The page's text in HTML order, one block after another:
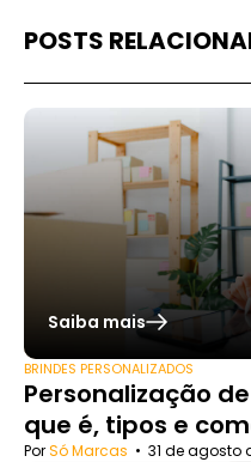
POSTS
Saiba mais
BRINDES PERSONALIZADOS
Personalização
que é, tipos e
PorSó Marcas • 31 de agosto